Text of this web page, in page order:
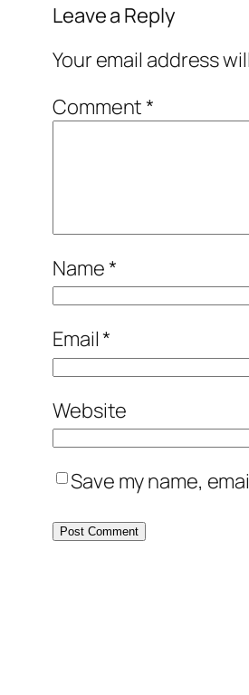
Leave a Reply
Your email address
Comment*
Name*
Email*
Website
Save my name,